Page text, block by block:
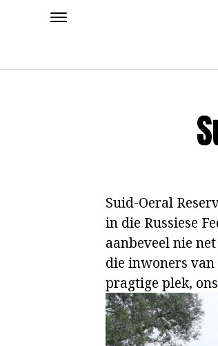
Suid-Oeral
in die Russiese
aanbeveel nie
die inwoners van
pragtige plek,